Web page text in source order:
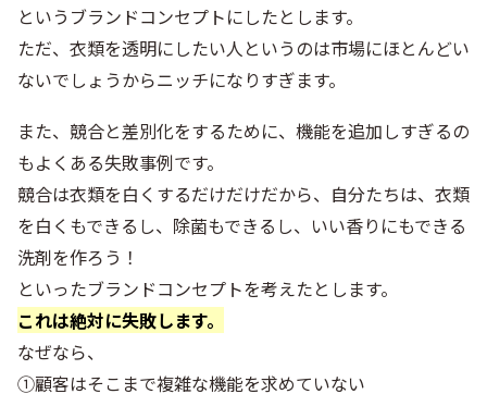
というブランドコンセプトにしたとします。
ただ、衣類を透明にしたい人というのは市場にほとんどい
ないでしょうからニッチになりすぎます。
また、競合と差別化をするために、機能を追加しすぎるの
もよくある失敗事例です。
競合は衣類を白くするだけだけだから、自分たちは、衣類
を白くもできるし、除菌もできるし、いい香りにもできる
洗剤を作ろう！
といったブランドコンセプトを考えたとします。
これは絶対に失敗します。
なぜなら、
①顧客はそこまで複雑な機能を求めていない